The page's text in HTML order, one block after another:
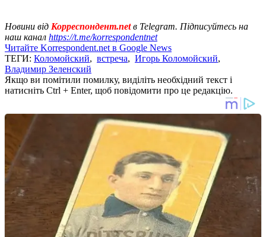
Новини від Корреспондент.netв Telegram. Підписуйтесь на
наш канал https://t.me/korrespondentnet
Читайте Korrespondent.net в Google News
ТЕГИ: Коломойский, встреча, Игорь Коломойский,
Владимир Зеленский
Якщо ви помітили помилку, виділіть необхідний текст і
натисніть Ctrl + Enter, щоб повідомити про це редакцію.